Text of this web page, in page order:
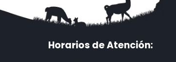
Horarios de Atención: